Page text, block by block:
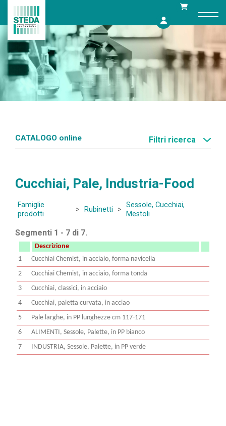
content
CATALOGO online Filtri ricerca
Cucchiai, Pale, Industria-Food
Famiglie
prodotti
> Rubinetti >
Sessole, Cucchiai,
Mestoli
Segmenti 1 - 7 di 7.
Descrizione
1
Cucchiai Chemist, in acciaio, forma navicella
2
Cucchiai Chemist, in acciaio, forma tonda
3
Cucchiai, classici, in acciaio
4
Cucchiai, paletta curvata, in acciao
5
Pale larghe, in PP lunghezze cm 117-171
6
ALIMENTI, Sessole, Palette, in PP bianco
7
INDUSTRIA, Sessole, Palette, in PP verde